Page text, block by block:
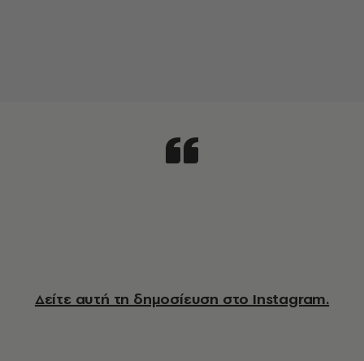
Δείτε αυτή τη δημοσίευση στο Instagram.